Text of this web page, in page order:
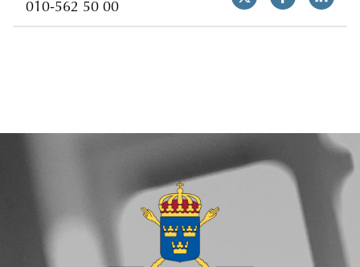
010-562 50 00